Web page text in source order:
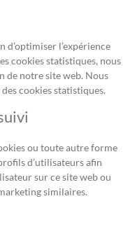
d’optimiser l’expérience
cookies statistiques, nous
de notre site web. Nous
cookies statistiques.
ou toute autre forme
d’utilisateurs afin
sur ce site web ou
similaires.